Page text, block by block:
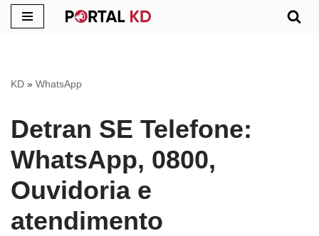
conteúdo
KD » WhatsApp
Detran SE Telefone:
WhatsApp, 0800,
Ouvidoria e
atendimento